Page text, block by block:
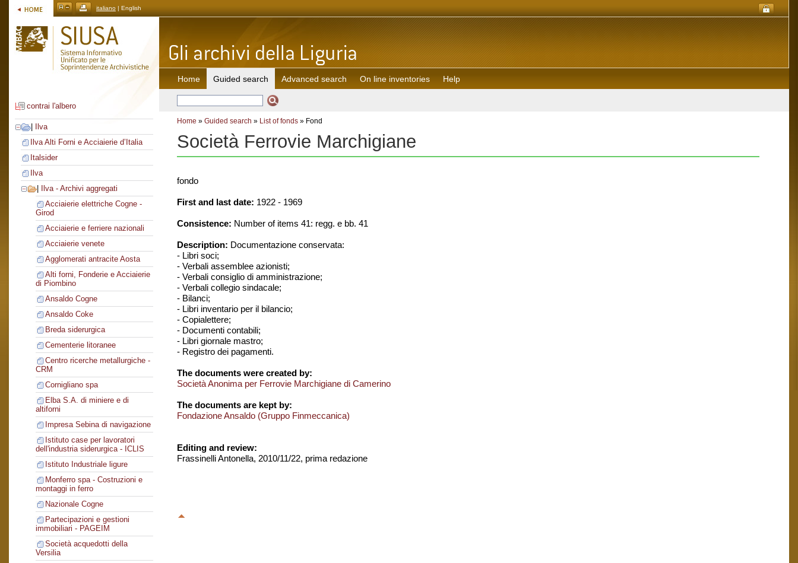
italiano | English
contrai l'albero
Ilva
Ilva Alti Forni e Acciaierie d’Italia
Italsider
Ilva
Ilva - Archivi aggregati
Acciaierie elettriche Cogne -
Girod
Acciaierie e ferriere nazionali
Acciaierie venete
Agglomerati antracite Aosta
Alti forni, Fonderie e Acciaierie
di Piombino
Ansaldo Cogne
Ansaldo Coke
Breda siderurgica
Cementerie litoranee
Centro ricerche metallurgiche -
CRM
Cornigliano spa
Elba S.A. di miniere e di
altiforni
Impresa Sebina di navigazione
Istituto case per lavoratori
dell'industria siderurgica - ICLIS
Istituto Industriale ligure
Monferro spa - Costruzioni e
montaggi in ferro
Nazionale Cogne
Partecipazioni e gestioni
immobiliari - PAGEIM
Società acquedotti della
Versilia
Home Guided search Advanced search On line inventories Help
Home » Guided search » List of fonds » Fond
Società Ferrovie Marchigiane
fondo
First and last date: 1922 - 1969
Consistence: Number of items 41: regg. e bb. 41
Description: Documentazione conservata:
- Libri soci;
- Verbali assemblee azionisti;
- Verbali consiglio di amministrazione;
- Verbali collegio sindacale;
- Bilanci;
- Libri inventario per il bilancio;
- Copialettere;
- Documenti contabili;
- Libri giornale mastro;
- Registro dei pagamenti.
The documents were created by:
Società Anonima per Ferrovie Marchigiane di Camerino
The documents are kept by:
Fondazione Ansaldo (Gruppo Finmeccanica)
Editing and review:
Frassinelli Antonella, 2010/11/22, prima redazione